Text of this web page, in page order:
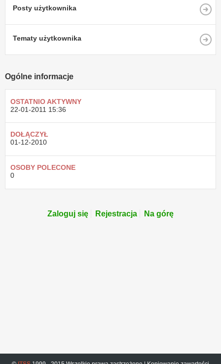
Posty użytkownika
Tematy użytkownika
Ogólne informacje
OSTATNIO AKTYWNY
22-01-2011 15:36
DOŁĄCZYŁ
01-12-2010
OSOBY POLECONE
0
Zaloguj się Rejestracja Na górę